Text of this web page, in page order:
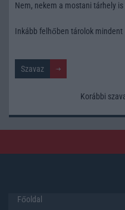
Nem, nekem a mostani tárhely is
Inkább felhőben tárolok mindent
Korábbi
Főoldal